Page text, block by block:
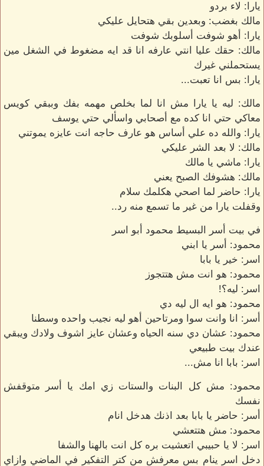
يارا: لاء بردو
مالك بغضب: وبعدين بقي هتحايل عليكي
يارا: أهو شوفت أسلوبك شوفت
مالك: حقك عليا انتي عارفه انا قد ايه مضغوط في الشغل مين
يستحملني غيرك
يارا: بس انا تعبت...
مالك: ليه يا يارا مش انا لما بخلص مهمه بفك وببقي كويس
معاكي حتي انا كده مع أصحابي واسألي حتي يوسف
يارا: والله ده علي أساس هو عارف حاجه انت عايزه يموتني
مالك: لا بعد الشر عليكي
يارا: ماشي يا مالك
مالك: هشوفك الصبح يعني
يارا: حاضر لما اصحي هكلمك سلام
وقفلت يارا من غير ما تسمع منه رد..
في بيت أسر البسيط محمود أبو اسر
محمود: أسر يا ابني
اسر: خير يا بابا
محمود: هو انت مش هتتجوز
اسر: ليه؟!
محمود: هو ايه ال ليه دي
أسر: انا وانت سوا ومرتاحين أهو ليه نجيب واحده وسطنا
محمود: عشان دي سنه الحياه وعشان عايز اشوف ولادك ويبقي
عندك بيت طبيعي
اسر: بابا انا مش...
محمود: مش كل البنات والستات زي امك يا أسر متوقفش
نفسك
أسر: حاضر يا بابا بعد اذنك هدخل انام
محمود: مش هتتعشي
اسر: لا يا حبيبي اتعشيت بره كل انت بالهنا والشفا
دخل اسر ينام بس معرفش من كتر التفكير في الماضي وازاي